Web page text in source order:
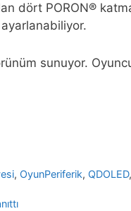
dört PORON®
sunuyor.
, OyunPeriferik, QDOLED,